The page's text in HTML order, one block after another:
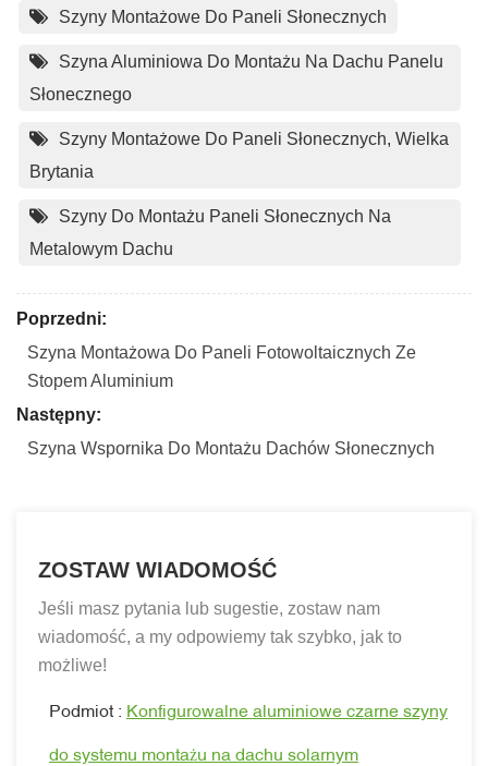
Szyny Montażowe Do Paneli Słonecznych
Szyna Aluminiowa Do Montażu Na Dachu Panelu
Słonecznego
Szyny Montażowe Do Paneli Słonecznych, Wielka
Brytania
Szyny Do Montażu Paneli Słonecznych Na
Metalowym Dachu
Poprzedni:
Szyna Montażowa Do Paneli Fotowoltaicznych Ze
Stopem Aluminium
Następny:
Szyna Wspornika Do Montażu Dachów Słonecznych
ZOSTAW WIADOMOŚĆ
Jeśli masz pytania lub sugestie, zostaw nam
wiadomość, a my odpowiemy tak szybko, jak to
możliwe!
Podmiot : Konfigurowalne aluminiowe czarne szyny
do systemu montażu na dachu solarnym